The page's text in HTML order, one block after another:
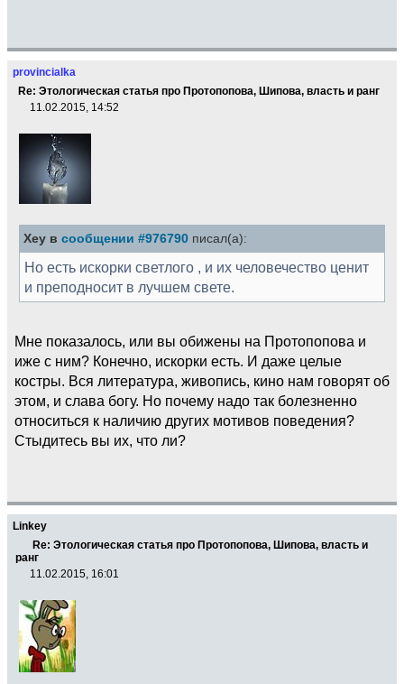
provincialka
Re: Этологическая статья про Протопопова, Шипова, власть и ранг
11.02.2015, 14:52
Xey в сообщении #976790 писал(а):
Но есть искорки светлого , и их человечество ценит
и преподносит в лучшем свете.
Мне показалось, или вы обижены на Протопопова и
иже с ним? Конечно, искорки есть. И даже целые
костры. Вся литература, живопись, кино нам говорят об
этом, и слава богу. Но почему надо так болезненно
относиться к наличию других мотивов поведения?
Стыдитесь вы их, что ли?
Linkey
Re: Этологическая статья про Протопопова, Шипова, власть и
ранг
11.02.2015, 16:01